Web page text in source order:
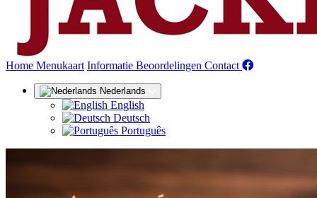
Home (huidige)
Menukaart Informatie Beoordelingen Contact
Nederlands
English
Deutsch
Português